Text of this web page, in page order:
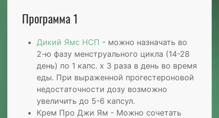
Программа 1
Дикий Ямс НСП - можно назначать во
2-ю фазу менструального цикла (14-28
день) по 1 капс. х 3 раза в день во время
еды. При выраженной прогестероновой
недостаточности дозу возможно
увеличить до 5-6 капсул.
Крем Про Джи Ям - Можно сочетать